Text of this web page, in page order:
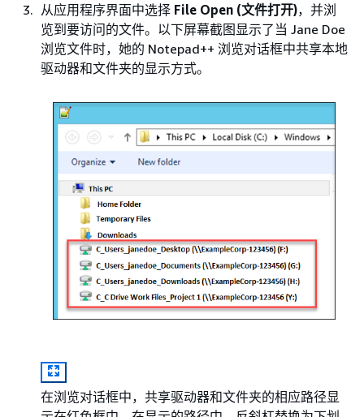
从应用程序界面中选择 File Open (文件打开)，并浏
览到要访问的文件。以下屏幕截图显示了当 Jane Doe
浏览文件时，她的 Notepad++ 浏览对话框中共享本地
驱动器和文件夹的显示方式。
在浏览对话框中，共享驱动器和文件夹的相应路径显